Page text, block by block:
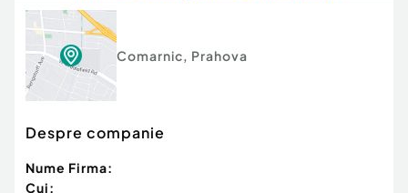
Comarnic, Prahova
Despre companie
Nume Firma:
Cui: